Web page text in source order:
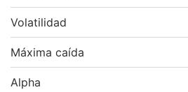
Volatilidad
Máxima caída
Alpha